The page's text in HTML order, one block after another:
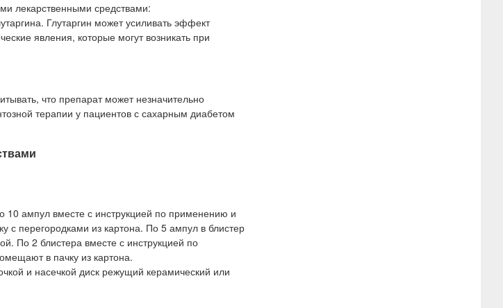
лекарственными средствами:
Глутаргин может усиливать эффект
явления, которые могут возникать при
что препарат может незначительно
терапии у пациентов с сахарным диабетом
10 ампул вместе с инструкцией по применению и
перегородками из картона. По 5 ампул в блистер
По 2 блистера вместе с инструкцией по
в пачку из картона.
и насечкой диск режущий керамический или